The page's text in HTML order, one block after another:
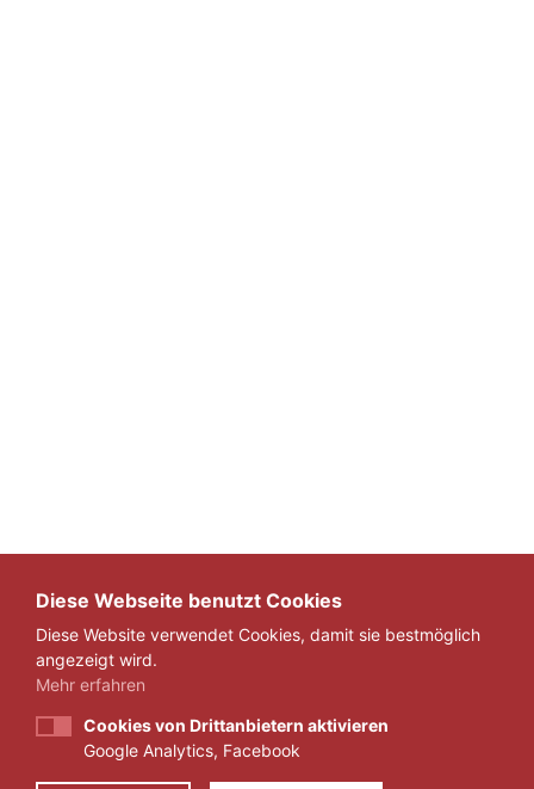
Diese Webseite benutzt Cookies
Diese Website verwendet Cookies, damit sie bestmöglich
angezeigt wird.
Mehr erfahren
Cookies von Drittanbietern aktivieren
Google Analytics, Facebook